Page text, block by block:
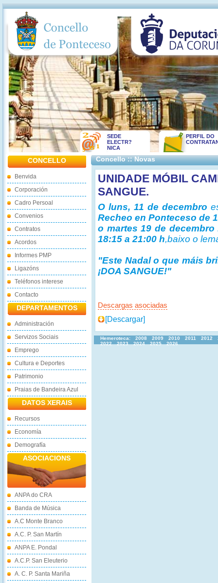
SEDE
ELECTR?
NICA
PERFIL DO
CONCELLO
Benvida
Corporación
Cadro Persoal
Convenios
Contratos
Acordos
Informes PMP
Ligazóns
Teléfonos interese
Contacto
DEPARTAMENTOS
Administración
Servizos Sociais
Emprego
Cultura e Deportes
Patrimonio
Praias de Bandeira Azul
DATOS XERAIS
Recursos
Economía
Demografía
ASOCIACIONS
ANPA do CRA
Banda de Música
A.C Monte Branco
A.C. P. San Martín
ANPA E. Pondal
A.C.P. San Eleuterio
A. C. P. Santa Mariña
Concello :: Novas
UNIDADE MÓBIL
SANGUE.
O luns, 11 de decembro
Recheo en Ponteceso de
o martes 19 de
18:15 a 21:00 h,baixo o
"Este Nadal o que máis
¡DOA SANGUE!"
Descargas asociadas
[Descargar]
Hemeroteca: 2008 2009 2010 2011 2012
2022
2023 2024 2025 2026